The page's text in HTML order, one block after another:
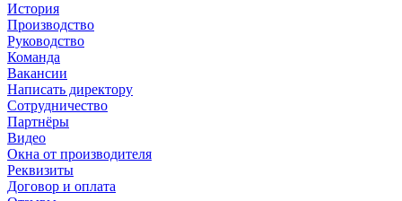
История
Производство
Руководство
Команда
Вакансии
Написать директору
Сотрудничество
Партнёры
Видео
Окна от производителя
Реквизиты
Договор и оплата